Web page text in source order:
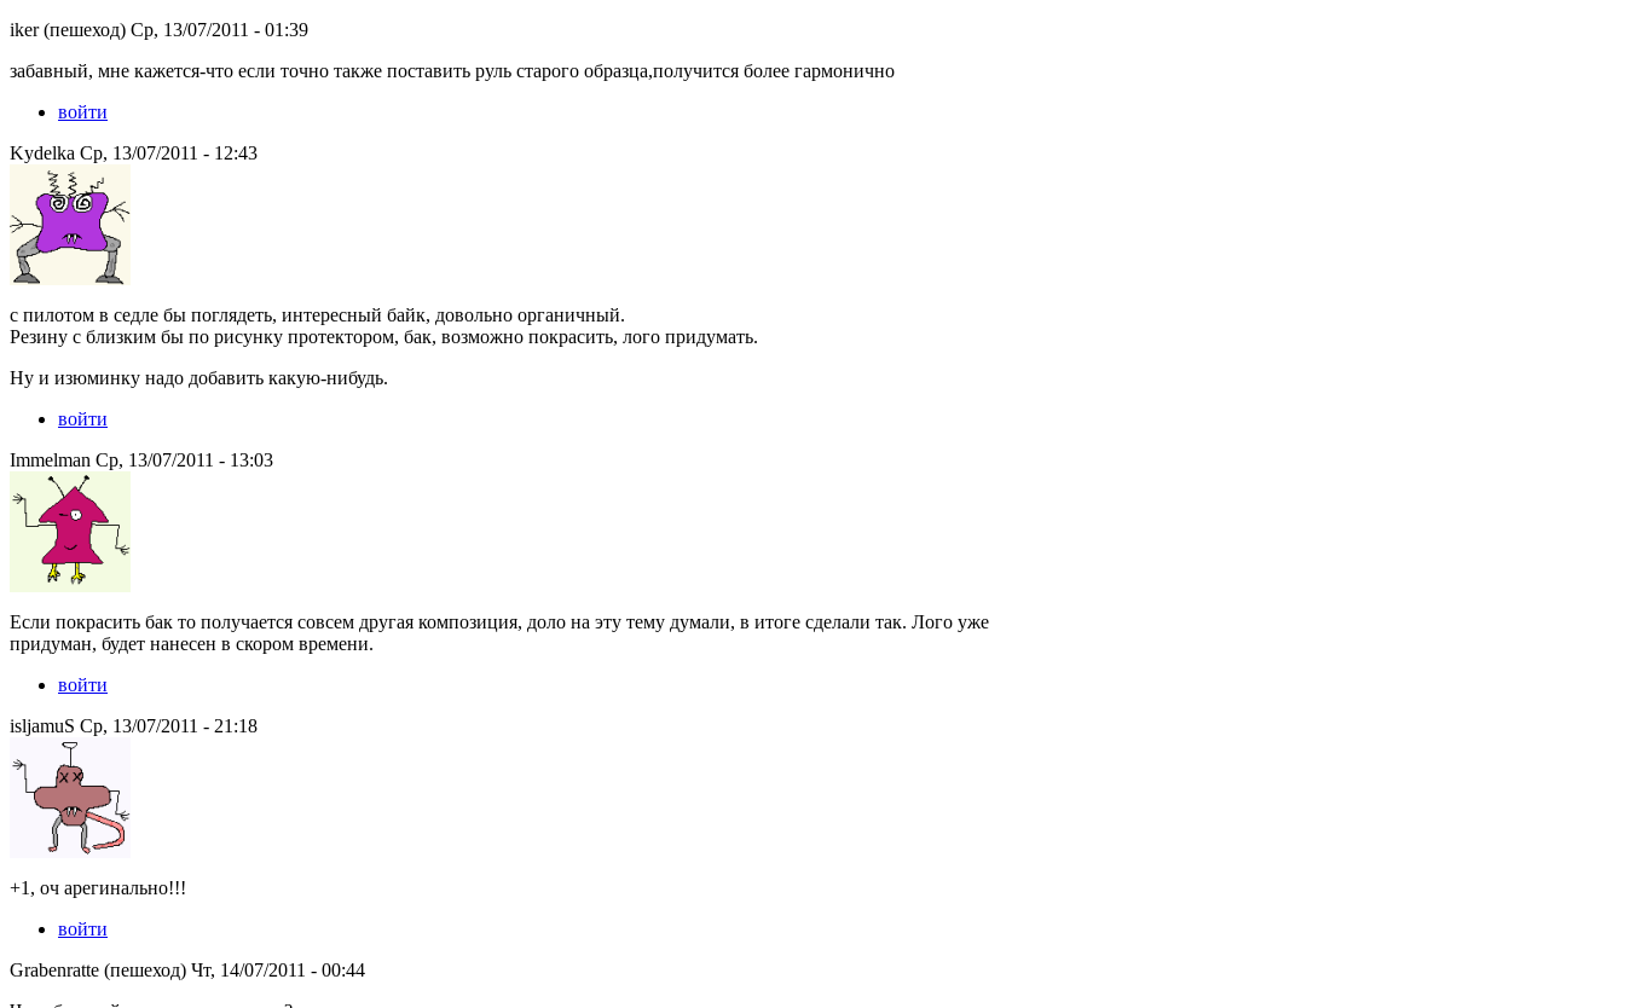
iker (пешеход) Ср, 13/07/2011 - 01:39
забавный, мне кажется-что если точно также поставить руль старого образца,получится более гармонично
войти
Kydelka Ср, 13/07/2011 - 12:43
с пилотом в седле бы поглядеть, интересный байк, довольно органичный.
Резину с близким бы по рисунку протектором, бак, возможно покрасить, лого придумать.
Ну и изюминку надо добавить какую-нибудь.
войти
Immelman Ср, 13/07/2011 - 13:03
Если покрасить бак то получается совсем другая композиция, доло на эту тему думали, в итоге сделали так. Лого уже
придуман, будет нанесен в скором времени.
войти
isljamuS Ср, 13/07/2011 - 21:18
+1, оч арегинально!!!
войти
Grabenratte (пешеход) Чт, 14/07/2011 - 00:44